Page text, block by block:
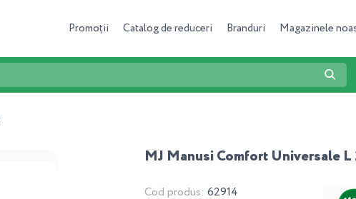
Promoții Catalog de reduceri Branduri Magazinele
MJ Manusi Comfort Universale
Cod produs: 62914